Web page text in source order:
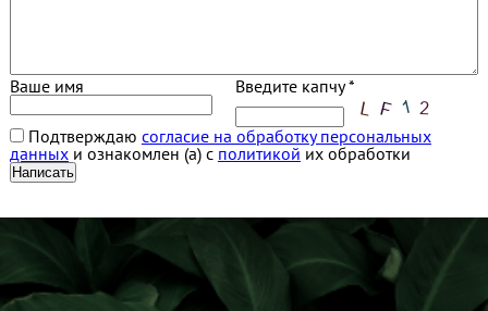
Ваше имя Введите капчу *
Подтверждаю согласие на обработку персональных
данныхи ознакомлен (а) с политикой их обработки